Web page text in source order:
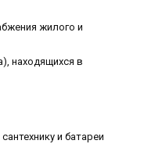
жилого и
находящихся в
и батареи